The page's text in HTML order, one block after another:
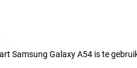
Samsung Galaxy A54 is te